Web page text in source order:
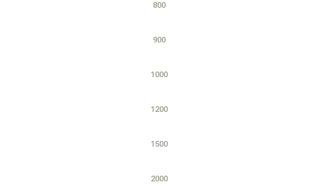
800
900
1000
1200
1500
2000